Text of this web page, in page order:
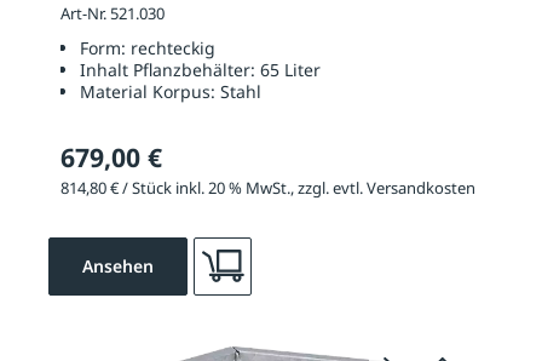
Art-Nr. 521.030
Form: rechteckig
Inhalt Pflanzbehälter: 65 Liter
Material Korpus: Stahl
679,00 €
814,80 € / Stück inkl. 20 % MwSt., zzgl. evtl. Versandkosten
Ansehen